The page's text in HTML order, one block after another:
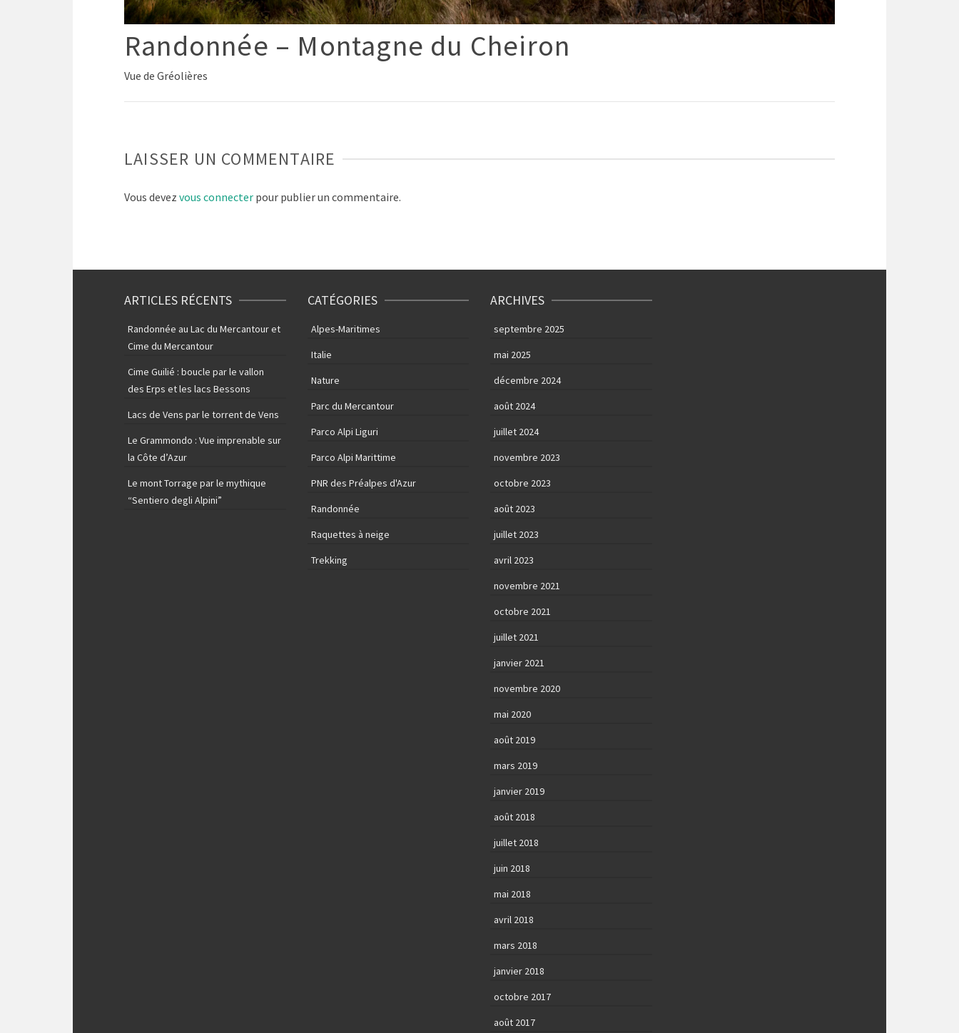
Randonnée – Montagne du Cheiron
Vue de Gréolières
LAISSER UN COMMENTAIRE
Vous devez vous connecter pour publier un commentaire.
ARTICLES RÉCENTS
Randonnée au Lac du Mercantour et
Cime du Mercantour
Cime Guilié : boucle par le vallon
des Erps et les lacs Bessons
Lacs de Vens par le torrent de Vens
Le Grammondo : Vue imprenable sur
la Côte d’Azur
Le mont Torrage par le mythique
“Sentiero degli Alpini”
CATÉGORIES
Alpes-Maritimes
Italie
Nature
Parc du Mercantour
Parco Alpi Liguri
Parco Alpi Marittime
PNR des Préalpes d'Azur
Randonnée
Raquettes à neige
Trekking
ARCHIVES
septembre 2025
mai 2025
décembre 2024
août 2024
juillet 2024
novembre 2023
octobre 2023
août 2023
juillet 2023
avril 2023
novembre 2021
octobre 2021
juillet 2021
janvier 2021
novembre 2020
mai 2020
août 2019
mars 2019
janvier 2019
août 2018
juillet 2018
juin 2018
mai 2018
avril 2018
mars 2018
janvier 2018
octobre 2017
août 2017